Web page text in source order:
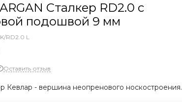
Сталкер RD2.0 с
подошвой 9 мм
RD2.0 L
Оставить отзыв
Кевлар - вершина неопренового носкостроения.